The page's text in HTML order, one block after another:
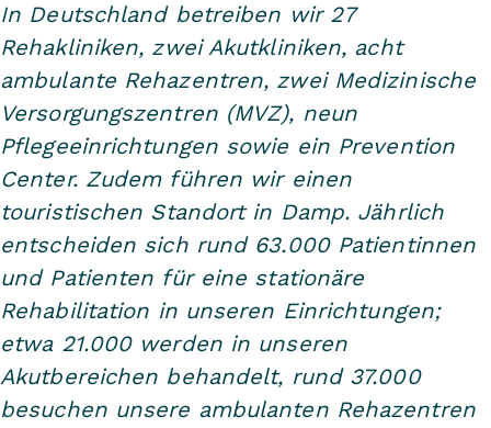
In Deutschland betreiben wir 27
Rehakliniken, zwei Akutkliniken, acht
ambulante Rehazentren, zwei Medizinische
Versorgungszentren (MVZ), neun
Pflegeeinrichtungen sowie ein Prevention
Center. Zudem führen wir einen
touristischen Standort in Damp. Jährlich
entscheiden sich rund 63.000 Patientinnen
und Patienten für eine stationäre
Rehabilitation in unseren Einrichtungen;
etwa 21.000 werden in unseren
Akutbereichen behandelt, rund 37.000
besuchen unsere ambulanten Rehazentren